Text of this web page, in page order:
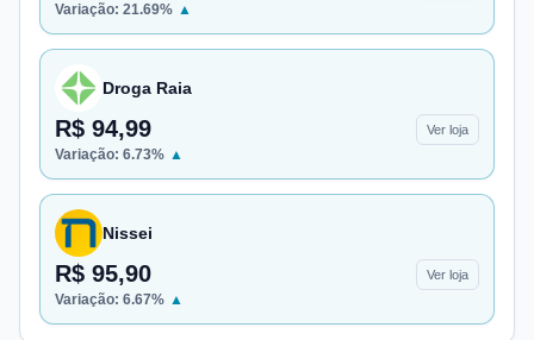
Variação: 21.69% ▲
Droga Raia
R$ 94,99 Ver loja
Variação: 6.73% ▲
Nissei
R$ 95,90 Ver loja
Variação: 6.67% ▲